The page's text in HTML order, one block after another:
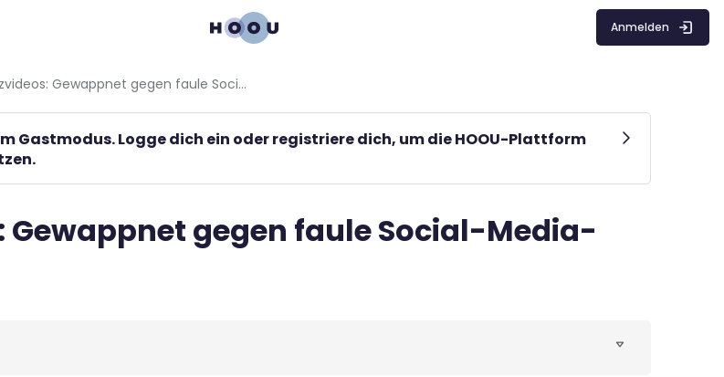
Anmelden
Kurzvideos: Gewappnet gegen faule Social-Media-Tricks
Gastmodus. Logge dich ein oder registriere dich, um die HOOU-Plattform
Gewappnet gegen faule Social-Media-